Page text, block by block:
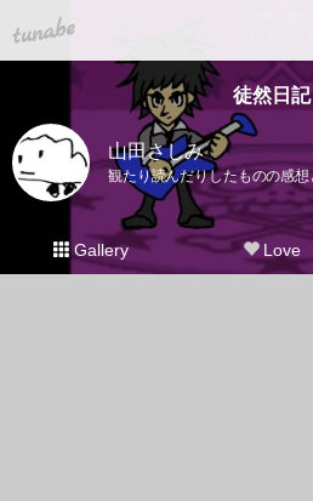
tuna.be
徒然日記
山田さしみ
Gallery Love